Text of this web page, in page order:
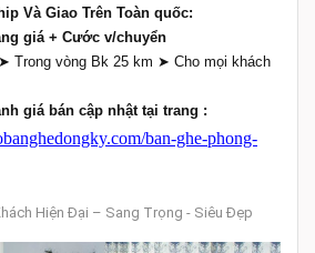
Và Giao Trên Toàn quốc:
giá + Cước v/chuyển
Trong vòng Bk 25 km ➤ Cho mọi khách
giá bán cập nhật tại trang :
ban-ghe-phong-